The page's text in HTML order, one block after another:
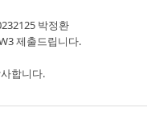
박정환
제출드립니다.
합니다.